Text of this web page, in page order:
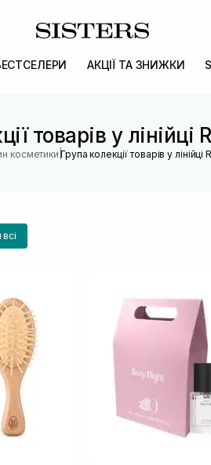
АКЦІЇ ТА ЗНИЖКИ
товарів у лінійці
косметики |Група колекції товарів у